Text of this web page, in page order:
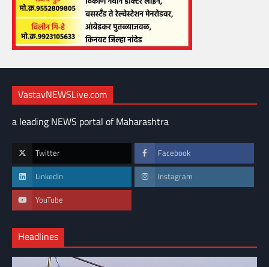
VastavNEWSLive.com
a leading NEWS portal of Maharashtra
Twitter Facebook
LinkedIn Instagram
YouTube
Headlines